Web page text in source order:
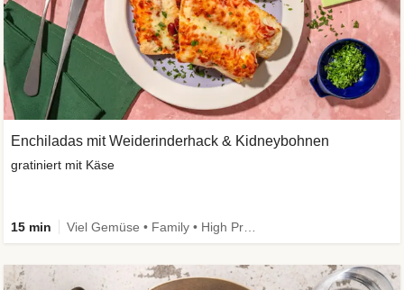
Enchiladas mit Weiderinderhack & Kidneybohnen
gratiniert mit Käse
15 min